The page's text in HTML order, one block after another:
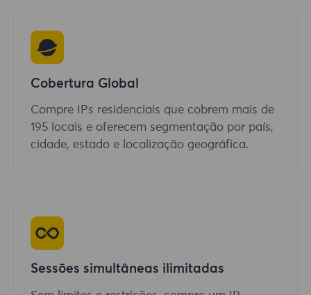
Cobertura Global
Compre IPs residenciais que cobrem mais de
195 locais e oferecem segmentação por país,
cidade, estado e localização geográfica.
Sessões simultâneas ilimitadas